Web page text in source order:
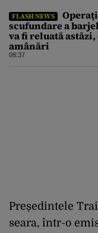
FLASH NEWS
scufundare a
va fi reluată astăzi,
amânări
08:37
Președintele
seara, într-o